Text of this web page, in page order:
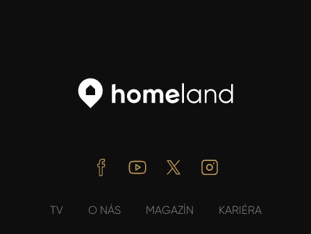
FacebookYoutube Twitter
TV O NÁS MAGAZÍN KARIÉRA